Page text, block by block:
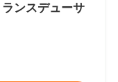
ンスデューサ